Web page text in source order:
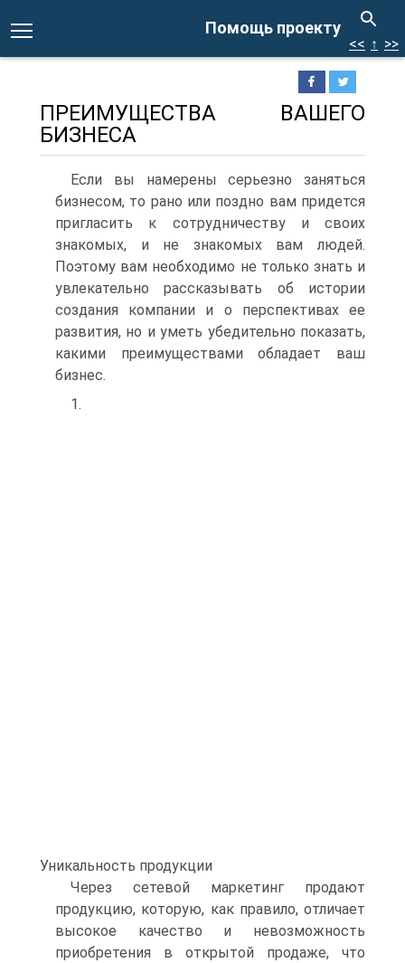
Помощь проекту
<< ↑ >>
ПРЕИМУЩЕСТВА ВАШЕГО
БИЗНЕСА
Если вы намерены серьезно заняться
бизнесом, то рано или поздно вам придется
пригласить к сотрудничеству и своих
знакомых, и не знакомых вам людей.
Поэтому вам необходимо не только знать и
увлекательно рассказывать об истории
создания компании и о перспективах ее
развития, но и уметь убедительно показать,
какими преимуществами обладает ваш
бизнес.
1.
Уникальность продукции
Через сетевой маркетинг продают
продукцию, которую, как правило, отличает
высокое качество и невозможность
приобретения в открытой продаже, что